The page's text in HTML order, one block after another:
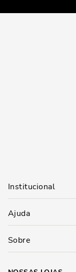
Institucional
Ajuda
Sobre